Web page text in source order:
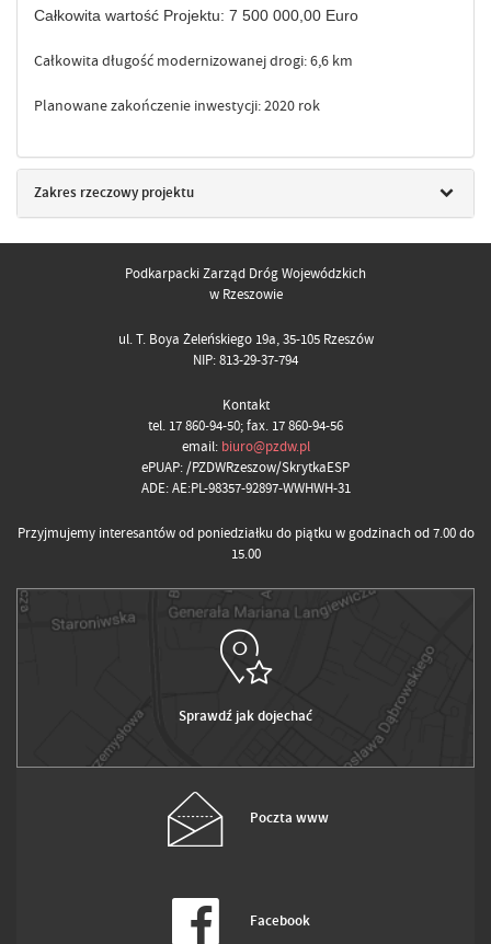
Całkowita wartość Projektu: 7 500 000,00 Euro
Całkowita długość modernizowanej drogi: 6,6 km
Planowane zakończenie inwestycji: 2020 rok
Zakres rzeczowy projektu
Podkarpacki Zarząd Dróg Wojewódzkich
w Rzeszowie
ul. T. Boya Żeleńskiego 19a, 35-105 Rzeszów
NIP: 813-29-37-794
Kontakt
tel. 17 860-94-50; fax. 17 860-94-56
email: biuro@pzdw.pl
ePUAP: /PZDWRzeszow/SkrytkaESP
ADE: AE:PL-98357-92897-WWHWH-31
Przyjmujemy interesantów od poniedziałku do piątku w godzinach od 7.00 do
15.00
Sprawdź jak dojechać
Poczta www
Facebook